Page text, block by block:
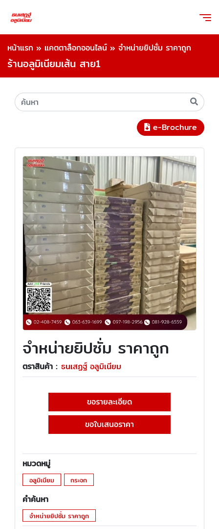
หน้าแรก » แคตตาล็อกออนไลน์ » จำหน่ายยิปซั่ม ราคาถูก
ร้านอลูมิเนียมเส้น สาย1
e-Brochure
จำหน่ายยิปซั่ม ราคาถูก
ตราสินค้า : ธนเสฏฐ์ อลูมิเนียม
ขอรายละเอียด
ขอใบเสนอราคา
หมวดหมู่
อลูมิเนียม กระจก
คำค้นหา
จำหน่ายยิปซั่ม ราคาถูก